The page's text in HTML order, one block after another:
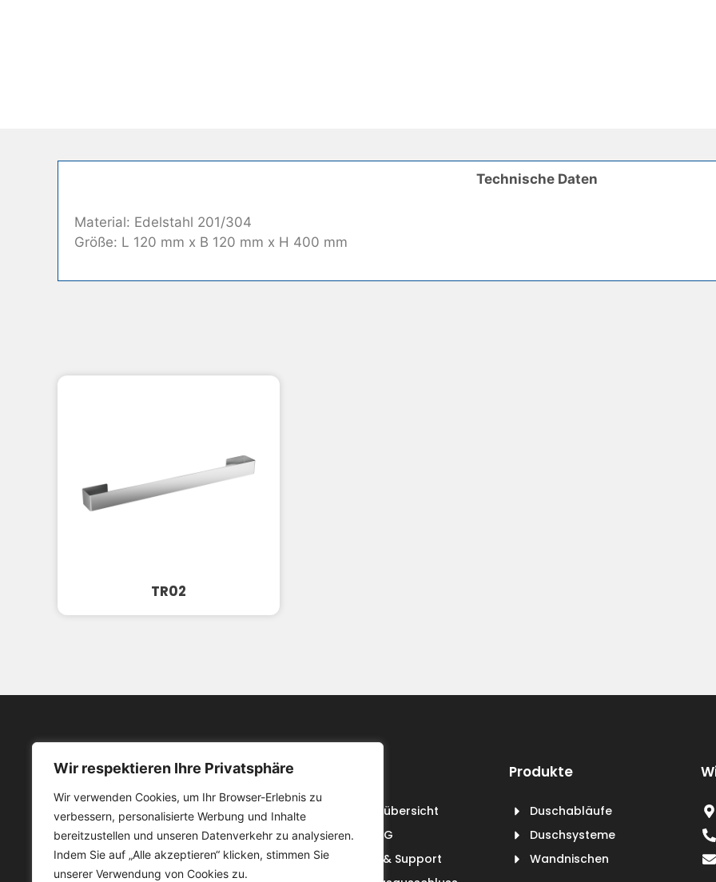
Wir respektieren Ihre Privatsphäre
Wir verwenden Cookies, um Ihr Browser-Erlebnis zu
verbessern, personalisierte Werbung und Inhalte
bereitzustellen und unseren Datenverkehr zu analysieren.
Indem Sie auf „Alle akzeptieren“ klicken, stimmen Sie
unserer Verwendung von Cookies zu.
Technische Daten
Material: Edelstahl 201/304
Größe: L 120 mm x B 120 mm x H 400 mm
TR02
Pionier in der Herstellung von
Badezimmerprodukten
Produktübersicht
Über BXG
Service & Support
Produkte
Duschabläufe
Duschsysteme
Wandnischen